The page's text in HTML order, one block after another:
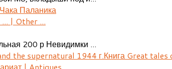
Паланика
... | Other ...
200 р Невидимки ...
Книга Great
| Antiques